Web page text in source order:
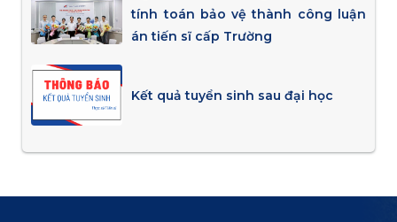
tính toán bảo vệ thành công luận
án tiến sĩ cấp Trường
Kết quả tuyển sinh sau đại học